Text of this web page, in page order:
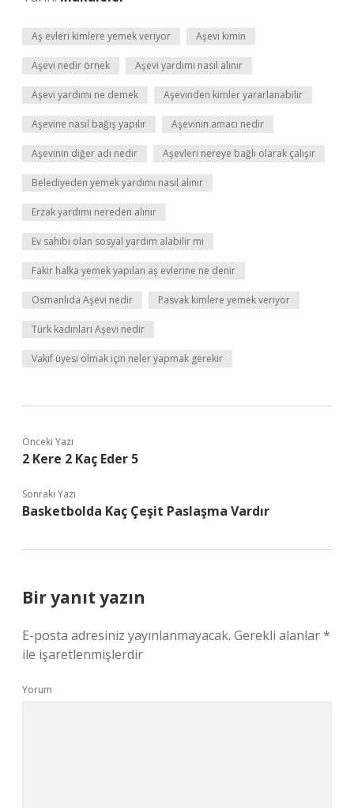
Aş evleri kimlere yemek veriyor Aşevi kimin
Aşevi nedir örnek Aşevi yardımı nasıl alınır
Aşevi yardımı ne demek Aşevinden kimler yararlanabilir
Aşevine nasıl bağış yapılır Aşevinin amacı nedir
Aşevinin diğer adı nedir Aşevleri nereye bağlı olarak çalışır
Belediyeden yemek yardımı nasıl alınır
Erzak yardımı nereden alınır
Ev sahibi olan sosyal yardım alabilir mi
Fakir halka yemek yapılan aş evlerine ne denir
Osmanlıda Aşevi nedir Pasvak kimlere yemek veriyor
Türk kadınları Aşevi nedir
Vakıf üyesi olmak için neler yapmak gerekir
Önceki Yazı
2 Kere 2 Kaç Eder 5
Sonraki Yazı
Basketbolda Kaç Çeşit Paslaşma Vardır
Bir yanıt yazın
E-posta adresiniz yayınlanmayacak. Gerekli alanlar*
ile işaretlenmişlerdir
Yorum